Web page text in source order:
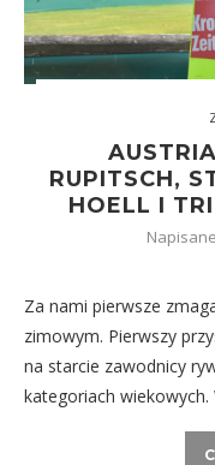
RUPITSCH,
HOELL I
Za nami pierwsze
zimowym. Pierwszy
na starcie zawodnicy
kategoriach